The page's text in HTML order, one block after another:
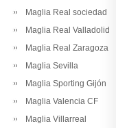
Maglia Real sociedad
Maglia Real Valladolid
Maglia Real Zaragoza
Maglia Sevilla
Maglia Sporting Gijón
Maglia Valencia CF
Maglia Villarreal